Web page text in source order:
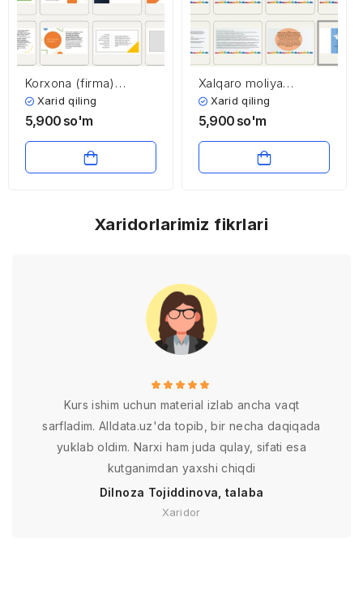
Korxona (firma)
xarajatlari va foydasi
Xarid qiling
5,900 so'm
Xalqaro moliya
bozorining asosiy
funksiyalari va
Xarid qiling
5,900 so'm
Xaridorlarimiz fikrlari
Kurs ishim uchun material izlab ancha vaqt
sarfladim. Alldata.uz'da topib, bir necha daqiqada
yuklab oldim. Narxi ham juda qulay, sifati esa
kutganimdan yaxshi chiqdi
Dilnoza Tojiddinova, talaba
Xaridor